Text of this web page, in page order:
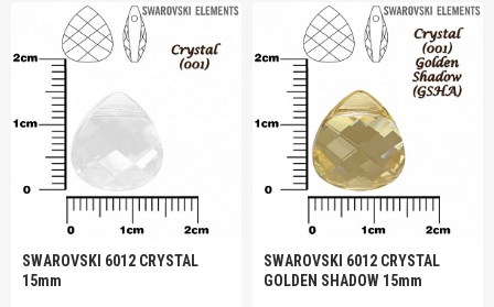
SWAROVSKI 6012 CRYSTAL
15mm
SWAROVSKI 6012 CRYSTAL
GOLDEN SHADOW 15mm